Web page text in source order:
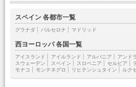
スペイン 各都市一覧
グラナダ バルセロナ マドリッド
西ヨーロッパ 各国一覧
アイスランド アイルランド アルバニア アンドラ
スウェーデン
スペイン スロベニア セルビア
モナコ
モンテネグロ リヒテンシュタイン ルク